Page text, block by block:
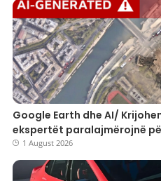
Google Earth dhe AI/
ekspertët paralajmërojnë
1 August 2026